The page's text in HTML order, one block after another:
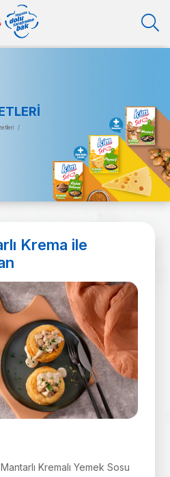
/
Krema ile
Kremalı Yemek Sosu